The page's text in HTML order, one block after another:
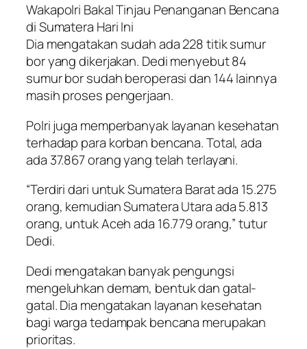
Wakapolri Bakal Tinjau Penanganan Bencana
di Sumatera Hari Ini
Dia mengatakan sudah ada 228 titik sumur
bor yang dikerjakan. Dedi menyebut 84
sumur bor sudah beroperasi dan 144 lainnya
masih proses pengerjaan.
Polri juga memperbanyak layanan kesehatan
terhadap para korban bencana. Total, ada
ada 37.867 orang yang telah terlayani.
“Terdiri dari untuk Sumatera Barat ada 15.275
orang, kemudian Sumatera Utara ada 5.813
orang, untuk Aceh ada 16.779 orang,” tutur
Dedi.
Dedi mengatakan banyak pengungsi
mengeluhkan demam, bentuk dan gatal-
gatal. Dia mengatakan layanan kesehatan
bagi warga tedampak bencana merupakan
prioritas.